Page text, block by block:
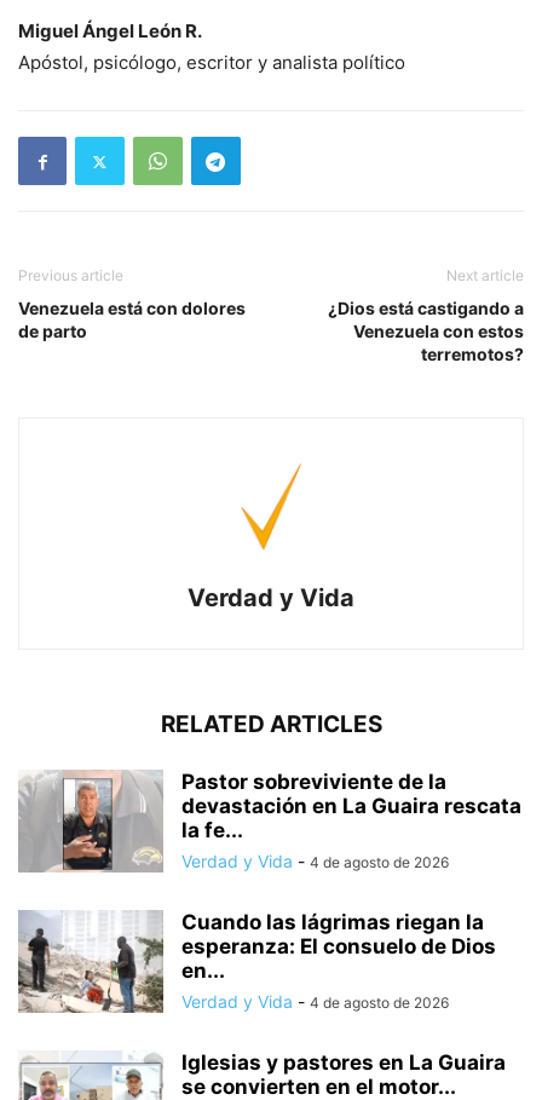
Miguel Ángel León R.
Apóstol, psicólogo, escritor y analista político
Previous article
Venezuela está con dolores
de parto
Next article
¿Dios está castigando a
Venezuela con estos
terremotos?
Verdad y Vida
RELATED ARTICLES
Pastor sobreviviente de la
devastación en La Guaira rescata
la fe...
Verdad y Vida - 4 de agosto de 2026
Cuando las lágrimas riegan la
esperanza: El consuelo de Dios
en...
Verdad y Vida - 4 de agosto de 2026
Iglesias y pastores en La Guaira
se convierten en el motor...